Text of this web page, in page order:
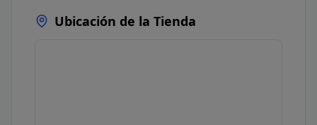
Ubicación de la Tienda